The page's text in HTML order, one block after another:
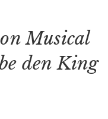
Musical
den King